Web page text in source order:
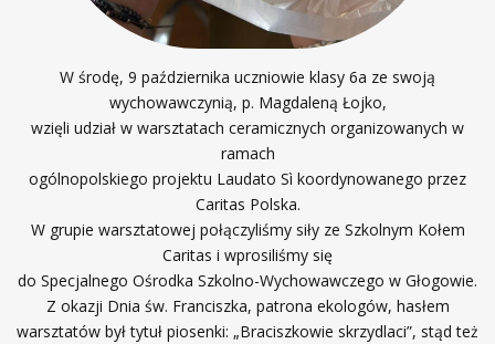
W środę, 9 października uczniowie klasy 6a ze swoją
wychowawczynią, p. Magdaleną Łojko,
wzięli udział w warsztatach ceramicznych organizowanych w
ramach
ogólnopolskiego projektu Laudato Sì koordynowanego przez
Caritas Polska.
W grupie warsztatowej połączyliśmy siły ze Szkolnym Kołem
Caritas i wprosiliśmy się
do Specjalnego Ośrodka Szkolno-Wychowawczego w Głogowie.
Z okazji Dnia św. Franciszka, patrona ekologów, hasłem
warsztatów był tytuł piosenki: „Braciszkowie skrzydlaci”, stąd też